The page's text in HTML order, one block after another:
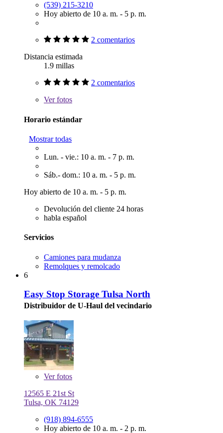
(539) 215-3210
Hoy abierto de 10 a. m. - 5 p. m.
2 comentarios
Distancia estimada
1.9 millas
2 comentarios
Verfotos
Horario estándar
Mostrar todas
Lun. - vie.: 10 a. m. - 7 p. m.
Sáb.- dom.: 10 a. m. - 5 p. m.
Hoy abierto de 10 a. m. - 5 p. m.
Devolución del cliente 24 horas
habla español
Servicios
Camiones para mudanza
Remolques y remolcado
6
Easy Stop Storage Tulsa North
Distribuidor de U-Haul del vecindario
Verfotos
12565 E 21st St
Tulsa, OK 74129
(918) 894-6555
Hoy abierto de 10 a. m. - 2 p. m.